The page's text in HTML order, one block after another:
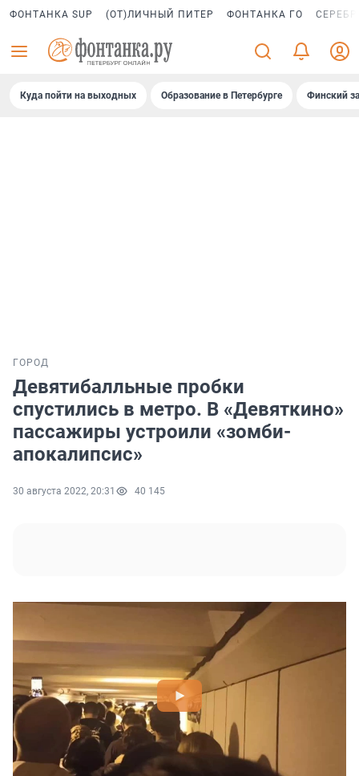
ФОНТАНКА SUP (ОТ)ЛИЧНЫЙ ПИТЕР ФОНТАНКА ГО
Куда пойти на выходных Образование в Петербурге Финский
ГОРОД
Девятибалльные пробки
спустились в метро. В «Девяткино»
пассажиры устроили «зомби-
апокалипсис»
30 августа 2022, 20:31 40 145